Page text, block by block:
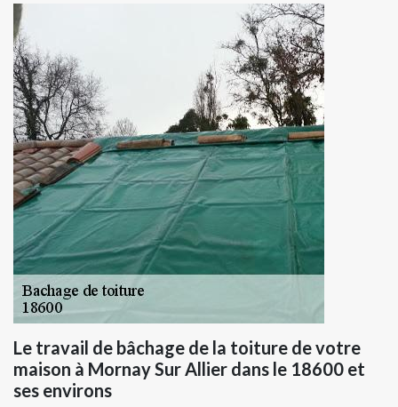
Le travail de bâchage de la toiture de votre
maison à Mornay Sur Allier dans le 18600 et
ses environs